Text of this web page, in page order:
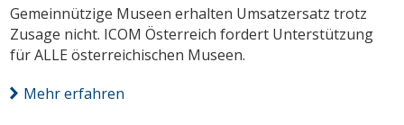
Gemeinnützige Museen erhalten Umsatzersatz trotz
Zusage nicht. ICOM Österreich fordert Unterstützung
für ALLE österreichischen Museen.
Mehr erfahren